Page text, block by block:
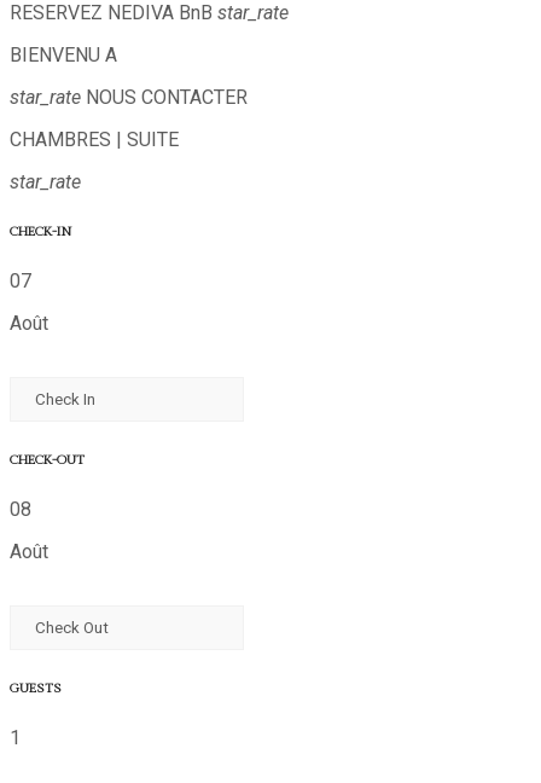
RESERVEZ NEDIVA BnB star_rate
BIENVENU A
star_rate NOUS CONTACTER
CHAMBRES | SUITE
star_rate
CHECK-IN
07
Août
CHECK-OUT
08
Août
GUESTS
1